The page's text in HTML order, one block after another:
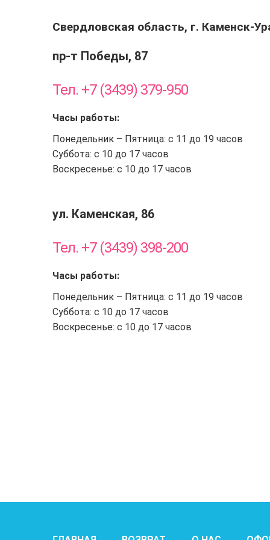
Свердловская область, г. Каменск-
пр-т Победы, 87
Тел. +7 (3439) 379-950
Часы работы:
Понедельник – Пятница: с 11 до 19 часов
Суббота: с 10 до 17 часов
Воскресенье: с 10 до 17 часов
ул. Каменская, 86
Тел. +7 (3439) 398-200
Часы работы:
Понедельник – Пятница: с 11 до 19 часов
Суббота: с 10 до 17 часов
Воскресенье: с 10 до 17 часов